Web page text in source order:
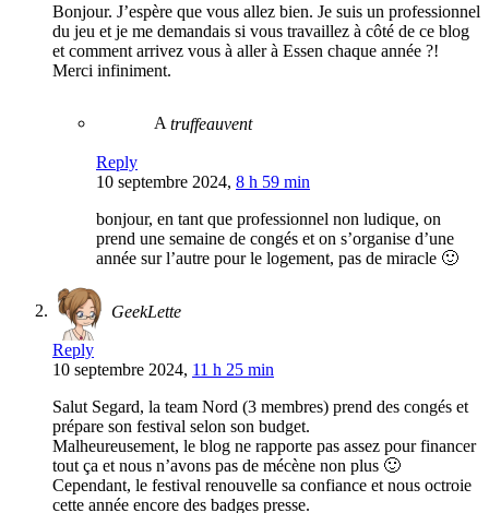
Bonjour. J’espère que vous allez bien. Je suis un professionnel
du jeu et je me demandais si vous travaillez à côté de ce blog
et comment arrivez vous à aller à Essen chaque année ?!
Merci infiniment.
A truffeauvent
Reply
10 septembre 2024, 8 h 59 min
bonjour, en tant que professionnel non ludique, on
prend une semaine de congés et on s’organise d’une
année sur l’autre pour le logement, pas de miracle 🙂
GeekLette
Reply
10 septembre 2024, 11 h 25 min
Salut Segard, la team Nord (3 membres) prend des congés et
prépare son festival selon son budget.
Malheureusement, le blog ne rapporte pas assez pour financer
tout ça et nous n’avons pas de mécène non plus 🙂
Cependant, le festival renouvelle sa confiance et nous octroie
cette année encore des badges presse.